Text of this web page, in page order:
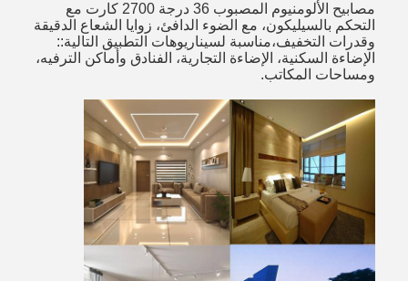
مصابيح الألومنيوم المصبوب 36 درجة 2700 كارت مع
التحكم بالسيليكون، مع الضوء الدافئ، زوايا الشعاع الدقيقة
وقدرات التخفيف،مناسبة لسيناريوهات التطبيق التالية::
الإضاءة السكنية، الإضاءة التجارية، الفنادق وأماكن الترفيه،
ومساحات المكاتب.